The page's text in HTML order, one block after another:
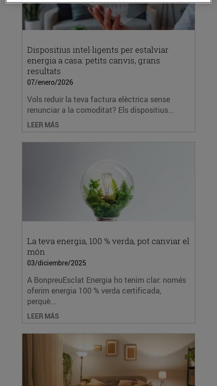
Dispositius intel·ligents per estalviar
energia a casa: petits canvis, grans
resultats
07/enero/2026
Vols reduir la teva factura elèctrica sense
renunciar a la comoditat? Els dispositius...
LEER MÁS
La teva energia, 100 % verda, pot canviar el
món
03/diciembre/2025
A BonpreuEsclat Energia ho tenim clar: només
oferim energia 100 % verda certificada,
perquè...
LEER MÁS